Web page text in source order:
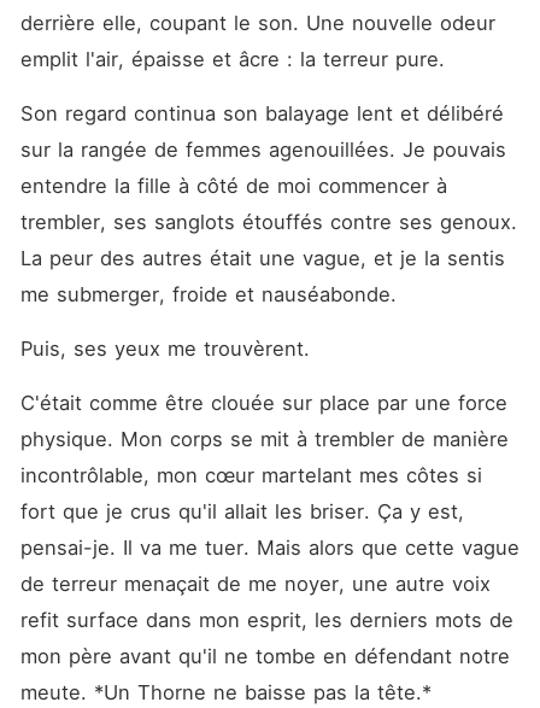
derrière elle, coupant le son. Une nouvelle odeur
emplit l'air, épaisse et âcre : la terreur pure.
Son regard continua son balayage lent et délibéré
sur la rangée de femmes agenouillées. Je pouvais
entendre la fille à côté de moi commencer à
trembler, ses sanglots étouffés contre ses genoux.
La peur des autres était une vague, et je la sentis
me submerger, froide et nauséabonde.
Puis, ses yeux me trouvèrent.
C'était comme être clouée sur place par une force
physique. Mon corps se mit à trembler de manière
incontrôlable, mon cœur martelant mes côtes si
fort que je crus qu'il allait les briser. Ça y est,
pensai-je. Il va me tuer. Mais alors que cette vague
de terreur menaçait de me noyer, une autre voix
refit surface dans mon esprit, les derniers mots de
mon père avant qu'il ne tombe en défendant notre
meute. *Un Thorne ne baisse pas la tête.*